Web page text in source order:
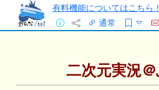
有料機能についてはこちら！
通常